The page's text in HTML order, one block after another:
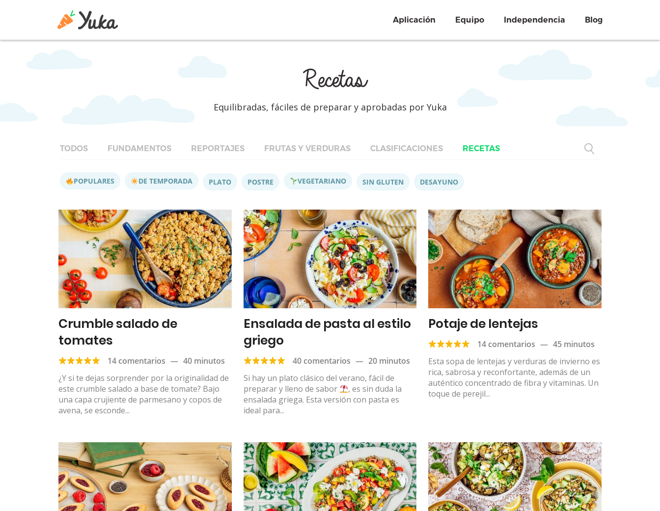
Aplicación Equipo Independencia Blog
Recetas
Equilibradas, fáciles de preparar y aprobadas por Yuka
TODOS FUNDAMENTOS REPORTAJES FRUTAS Y VERDURAS CLASIFICACIONES RECETAS
POPULARES DE TEMPORADA PLATO POSTRE VEGETARIANO SIN GLUTEN DESAYUNO
Crumble salado de
tomates
14 comentarios — 40 minutos
¿Y si te dejas sorprender por la originalidad de
este crumble salado a base de tomate? Bajo
una capa crujiente de parmesano y copos de
avena, se esconde...
Ensalada de pasta al estilo
griego
40 comentarios — 20 minutos
Si hay un plato clásico del verano, fácil de
preparar y lleno de sabor
, es sin duda la
ensalada griega. Esta versión con pasta es
ideal para...
Potaje de lentejas
14 comentarios — 45 minutos
Esta sopa de lentejas y verduras de invierno es
rica, sabrosa y reconfortante, además de un
auténtico concentrado de fibra y vitaminas. Un
toque de perejil...